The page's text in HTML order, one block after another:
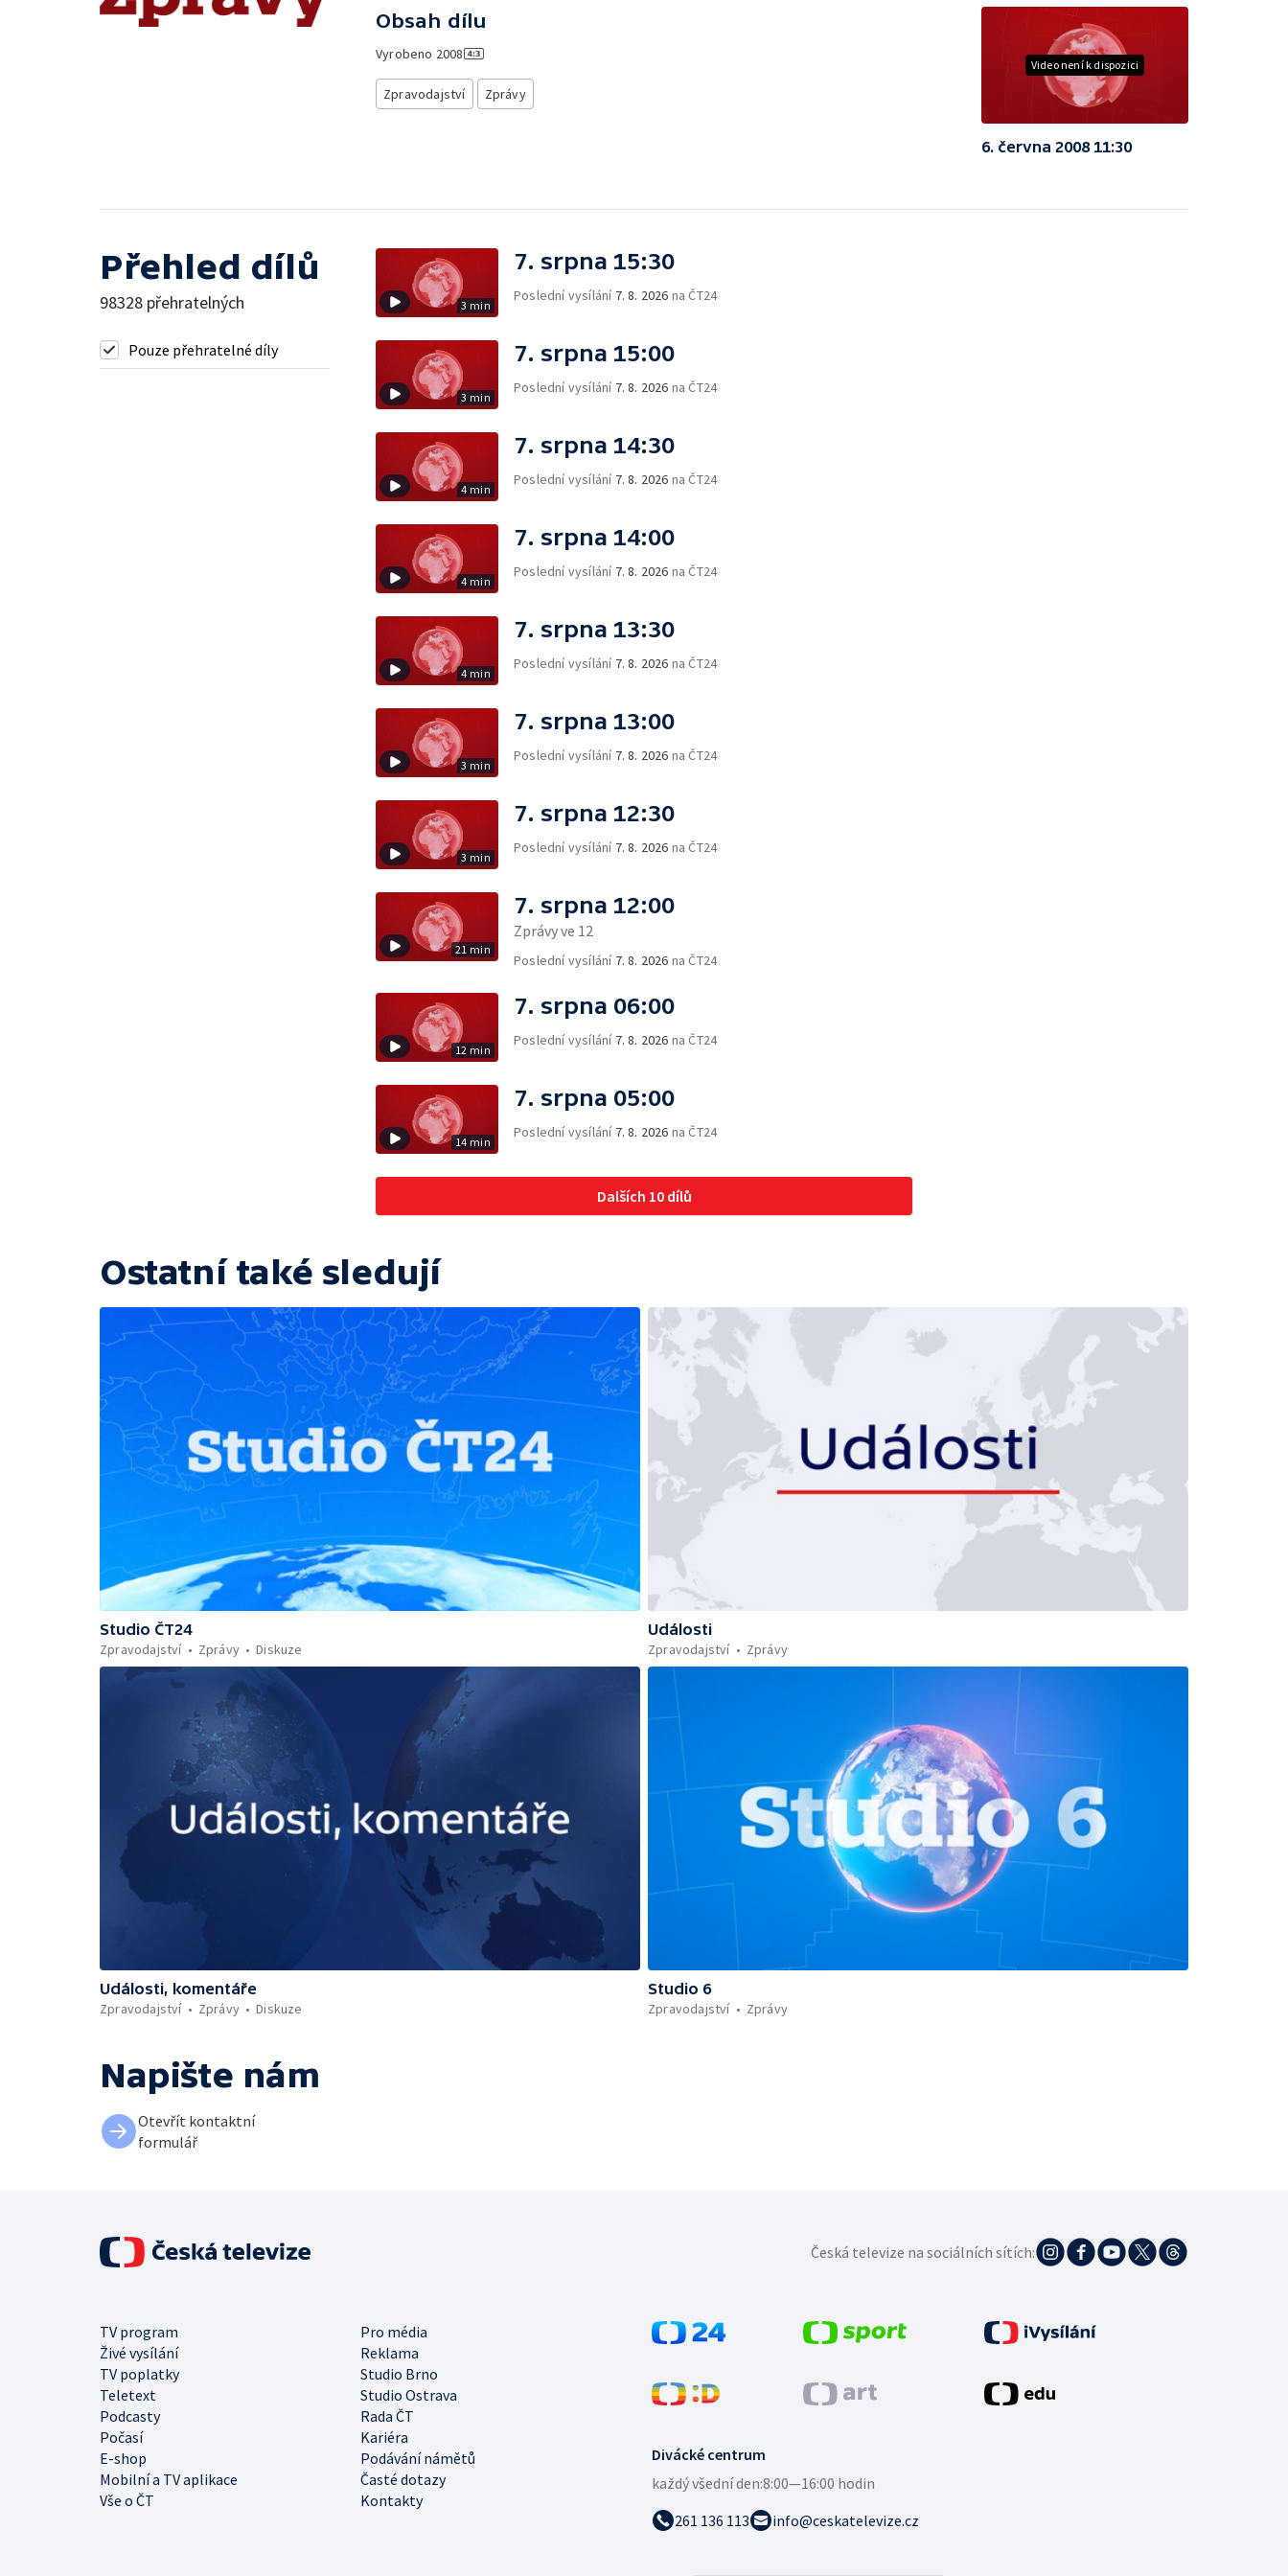
Obsah dílu
Vyrobeno 2008
Zpravodajství Zprávy
Video není k dispozici
6. června 2008 11:30
Přehled dílů
98328 přehratelných
Pouze přehratelné díly
3 min
7. srpna 15:30
Poslední vysílání 7. 8. 2026 na ČT24
3 min
7. srpna 15:00
Poslední vysílání 7. 8. 2026 na ČT24
4 min
7. srpna 14:30
Poslední vysílání 7. 8. 2026 na ČT24
4 min
7. srpna 14:00
Poslední vysílání 7. 8. 2026 na ČT24
4 min
7. srpna 13:30
Poslední vysílání 7. 8. 2026 na ČT24
3 min
7. srpna 13:00
Poslední vysílání 7. 8. 2026 na ČT24
3 min
7. srpna 12:30
Poslední vysílání 7. 8. 2026 na ČT24
21 min
7. srpna 12:00
Zprávy ve 12
Poslední vysílání 7. 8. 2026 na ČT24
12 min
7. srpna 06:00
Poslední vysílání 7. 8. 2026 na ČT24
14 min
7. srpna 05:00
Poslední vysílání 7. 8. 2026 na ČT24
Dalších 10 dílů
Ostatní také sledují
Studio ČT24
Zpravodajství
Zprávy Diskuze
Události
Zpravodajství
Zprávy
Události, komentáře
Zpravodajství
Zprávy Diskuze
Studio 6
Zpravodajství
Zprávy
Napište nám
Otevřít kontaktní
formulář
Divácké centrum
každý všední den:8:00—16:00 hodin
261 136 113
info@ceskatelevize.cz
TV program
Pro média
Živé vysílání
Reklama
TV poplatky
Studio Brno
Teletext
Studio Ostrava
Podcasty
Rada ČT
Počasí
Kariéra
E-shop
Podávání námětů
Mobilní a TV aplikace
Časté dotazy
Vše o ČT
Kontakty
Česká televize na sociálních sítích: